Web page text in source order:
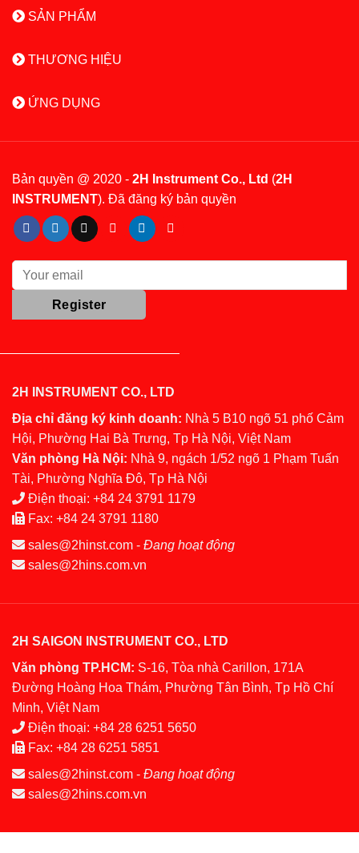
SẢN PHẨM
THƯƠNG HIỆU
ỨNG DỤNG
Bản quyền @ 2020 - 2H Instrument Co., Ltd (2H
INSTRUMENT). Đã đăng ký bản quyền
2H INSTRUMENT CO., LTD
Địa chỉ đăng ký kinh doanh: Nhà 5 B10 ngõ 51 phố Cảm
Hội, Phường Hai Bà Trưng, Tp Hà Nội, Việt Nam
Văn phòng Hà Nội: Nhà 9, ngách 1/52 ngõ 1 Phạm Tuấn
Tài, Phường Nghĩa Đô, Tp Hà Nội
Điện thoại: +84 24 3791 1179
Fax: +84 24 3791 1180
sales@2hinst.com - Đang hoạt động
sales@2hins.com.vn
2H SAIGON INSTRUMENT CO., LTD
Văn phòng TP.HCM: S-16, Tòa nhà Carillon, 171A
Đường Hoàng Hoa Thám, Phường Tân Bình, Tp Hồ Chí
Minh, Việt Nam
Điện thoại: +84 28 6251 5650
Fax: +84 28 6251 5851
sales@2hinst.com - Đang hoạt động
sales@2hins.com.vn